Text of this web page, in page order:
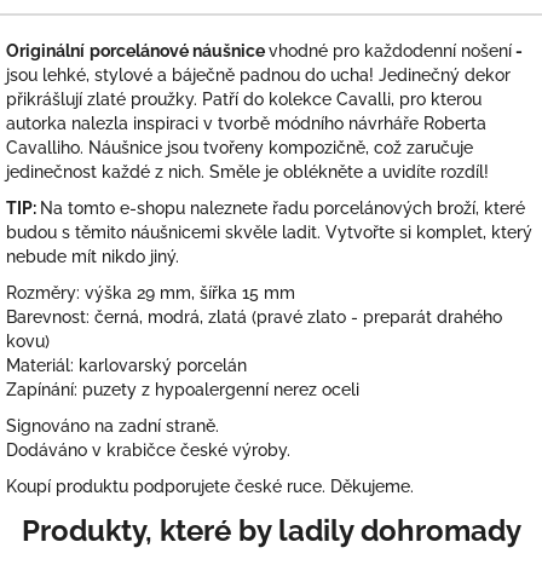
Originální porcelánové náušnicevhodné pro každodenní nošení-
jsou lehké, stylové a báječně padnou do ucha! Jedinečný dekor
přikrášlují zlaté proužky. Patří do kolekce Cavalli, pro kterou
autorka nalezla inspiraci v tvorbě módního návrháře Roberta
Cavalliho. Náušnice jsou tvořeny kompozičně, což zaručuje
jedinečnost každé z nich. Směle je oblékněte a uvidíte rozdíl!
TIP: Na tomto e-shopu naleznete řadu porcelánových broží, které
budou s těmito náušnicemi skvěle ladit. Vytvořte si komplet, který
nebude mít nikdo jiný.
Rozměry: výška 29 mm, šířka 15 mm
Barevnost: černá, modrá, zlatá (pravé zlato - preparát drahého
kovu)
Materiál: karlovarský porcelán
Zapínání: puzety z hypoalergenní nerez oceli
Signováno na zadní straně.
Dodáváno v krabičce české výroby.
Koupí produktu podporujete české ruce. Děkujeme.